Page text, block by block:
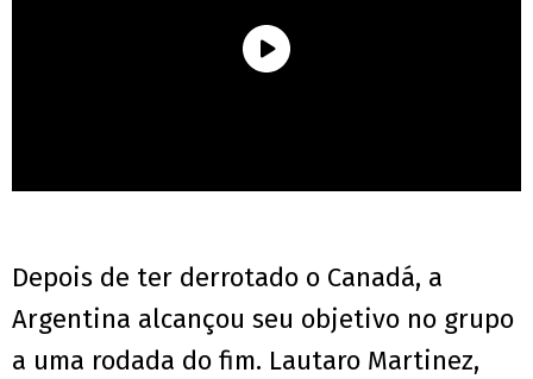
Depois de ter derrotado o Canadá, a
Argentina alcançou seu objetivo no grupo
a uma rodada do fim. Lautaro Martinez,